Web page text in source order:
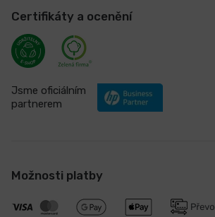
Certifikáty a ocenění
Jsme oficiálním
partnerem
Možnosti platby